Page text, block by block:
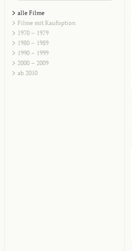
alle Filme
Filme mit Kaufoption
1970 – 1979
1980 – 1989
1990 – 1999
2000 – 2009
ab 2010